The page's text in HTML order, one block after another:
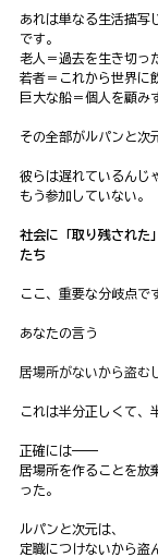
あれは単なる生活描写
です。
老人＝過去を生き切っ
若者＝これから世界に
巨大な船＝個人を顧み
その全部がルパンと次
彼らは遅れているんじ
もう参加していない。
社会に「取り残された
たち
ここ、重要な分岐点で
あなたの言う
居場所がないから盗む
これは半分正しくて、
正確には——
居場所を作ることを放
った。
ルパンと次元は、
定職につけないから盗